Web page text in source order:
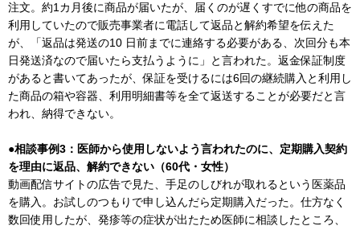
注文。約1カ月後に商品が届いたが、届くのが遅くすでに他の商品を
利用していたので販売事業者に電話して返品と解約希望を伝えた
が、「返品は発送の10 日前までに連絡する必要がある、次回分も本
日発送済なので届いたら支払うように」と言われた。返金保証制度
があると書いてあったが、保証を受けるには6回の継続購入と利用し
た商品の箱や容器、利用明細書等を全て返送することが必要だと言
われ、納得できない。
●相談事例3：医師から使用しないよう言われたのに、定期購入契約
を理由に返品、解約できない（60代・女性）
動画配信サイトの広告で見た、手足のしびれが取れるという医薬品
を購入。お試しのつもりで申し込んだら定期購入だった。仕方なく
数回使用したが、発疹等の症状が出たため医師に相談したところ、